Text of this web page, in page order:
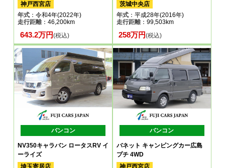
神戸西宮店
年式 ：令和4年(2022年)
走行距離：46,200km
643.2万円(税込)
茨城中央店
年式：平成28年(2016年)
走行距離：99,503km
258万円(税込)
バンコン
NV350キャラバン ロータスRV イ
ーライズ
埼玉寄居店
バンコン
バネット キャンピングカー広島
プチ 4WD
神戸西宮店